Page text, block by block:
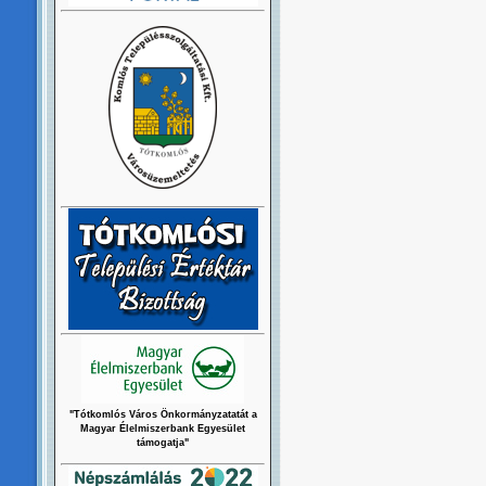
"Tótkomlós Város Önkormányzatatát a
Magyar Élelmiszerbank Egyesület
támogatja"